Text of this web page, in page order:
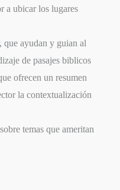
a ubicar los lugares
que ayudan y guian al
de pasajes biblicos
ofrecen un resumen
la contextualización
temas que ameritan